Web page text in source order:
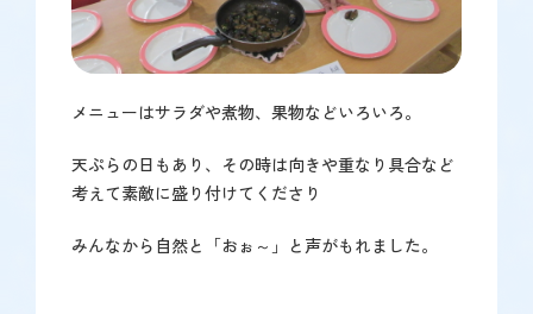
メニューはサラダや煮物、果物などいろいろ。
天ぷらの日もあり、その時は向きや重なり具合など
考えて素敵に盛り付けてくださり
みんなから自然と「おぉ～」と声がもれました。